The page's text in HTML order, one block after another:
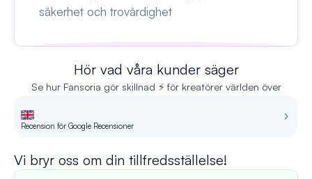
säkerhet och trovärdighet
Hör vad våra kunder säger
Se hur Fansoria gör skillnad ⚡ för kreatörer världen över
Recension för Google Recensioner
Vi bryr oss om din tillfredsställelse!